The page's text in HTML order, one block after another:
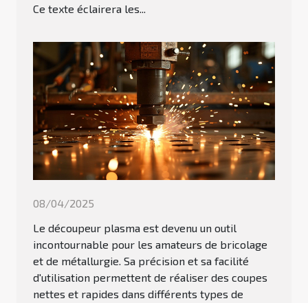
Ce texte éclairera les...
08/04/2025
Le découpeur plasma est devenu un outil
incontournable pour les amateurs de bricolage
et de métallurgie. Sa précision et sa facilité
d'utilisation permettent de réaliser des coupes
nettes et rapides dans différents types de